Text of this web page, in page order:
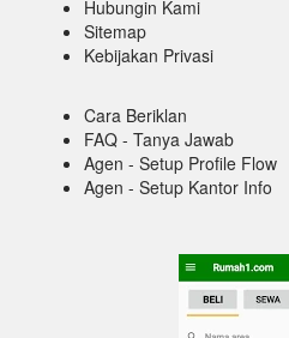
Hubungin Kami
Sitemap
Kebijakan Privasi
Cara Beriklan
FAQ - Tanya Jawab
Agen - Setup Profile Flow
Agen - Setup Kantor Info